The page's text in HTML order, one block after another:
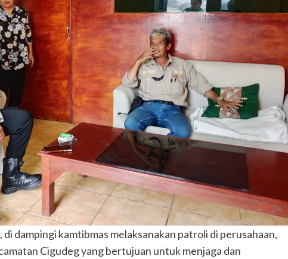
dampingi kamtibmas melaksanakan patroli di perusahaan,
Cigudeg yang bertujuan untuk menjaga dan